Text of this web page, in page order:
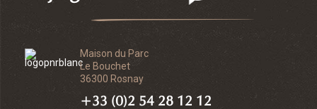
Maison du Parc
Le Bouchet
36300 Rosnay
+33 (0)2 54 28 12 12